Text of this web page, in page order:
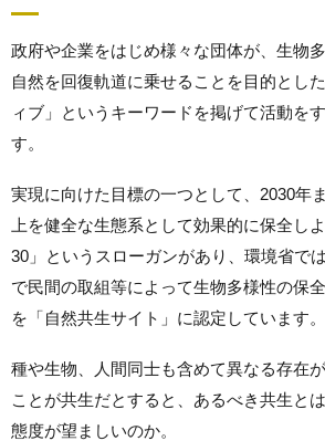
政府や企業をはじめ様々な団体が、生物
自然を回復軌道に乗せることを目的とし
ィブ」というキーワードを掲げて活動を
す。
実現に向けた目標の一つとして、2030年
上を健全な生態系として効果的に保全し
30」というスローガンがあり、環境省で
で民間の取組等によって生物多様性の保
を「自然共生サイト」に認定しています。
種や生物、人間同士も含めて異なる存在
ことが共生だとすると、あるべき共生と
態度が望ましいのか。